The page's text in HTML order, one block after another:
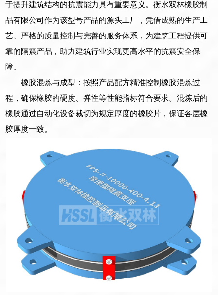
于提升建筑结构的抗震能力具有重要意义。衡水双林橡胶制
品有限公司作为该型号产品的源头工厂，凭借成熟的生产工
艺、严格的质量控制与完善的服务体系，为建筑工程提供可
靠的隔震产品，助力建筑行业实现更高水平的抗震安全保
障。
橡胶混炼与成型：按照产品配方精准控制橡胶混炼过
程，确保橡胶的硬度、弹性等性能指标符合要求。混炼后的
橡胶通过自动化设备裁切为规定厚度的橡胶片，保证各层橡
胶厚度一致。